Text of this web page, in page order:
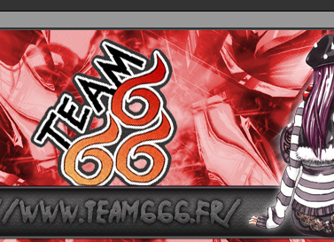
et Death Trance